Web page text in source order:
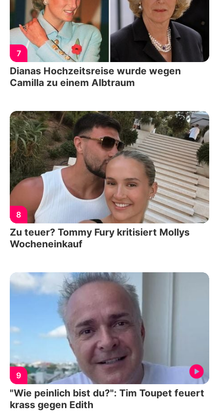
7
Dianas Hochzeitsreise wurde wegen
Camilla zu einem Albtraum
8
Zu teuer? Tommy Fury kritisiert Mollys
Wocheneinkauf
9
"Wie peinlich bist du?": Tim Toupet feuert
krass gegen Edith